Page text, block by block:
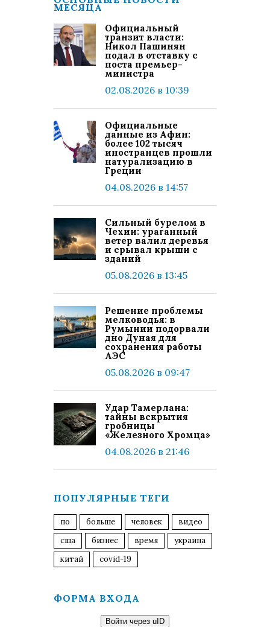
МЕСЯЦА
Официальный
транзит власти:
Никол Пашинян
подал в отставку с
поста премьер-
министра
02.08.2026 в 10:39
Официальные
данные из Афин:
более 102 тысяч
иностранцев прошли
натурализацию в
Греции
04.08.2026 в 14:57
Сильный бурелом в
Чехии: ураганный
ветер валил деревья
и срывал крыши с
зданий
05.08.2026 в 13:45
Решение проблемы
мелководья: в
Румынии подорвали
дно Дуная для
сохранения работы
АЭС
05.08.2026 в 09:47
Удар Тамерлана:
тайны вскрытия
гробницы
«Железного Хромца»
04.08.2026 в 21:46
ПОПУЛЯРНЫЕ ТЕГИ
по больше человек
видео
сша
бизнес время
украина
китай
covid-19
ФОРМА ВХОДА
Войти через uID